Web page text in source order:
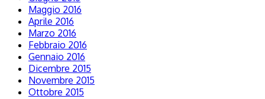
Maggio 2016
Aprile 2016
Marzo 2016
Febbraio 2016
Gennaio 2016
Dicembre 2015
Novembre 2015
Ottobre 2015